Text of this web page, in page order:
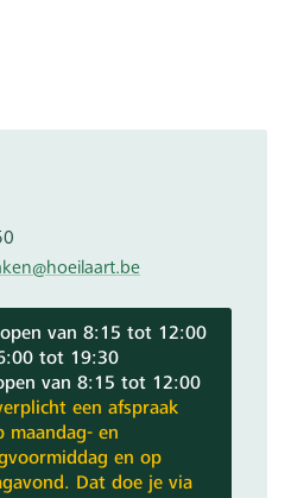
open van 8:15 tot 12:00
tot 19:30
van 8:15 tot 12:00
een afspraak
maandag- en
en op
Dat doe je via